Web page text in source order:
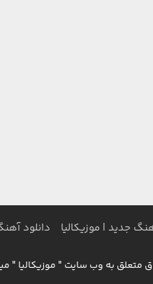
جدید | موزیکالیا دانلود
متعلق به وب سایت " موزیکالیا "